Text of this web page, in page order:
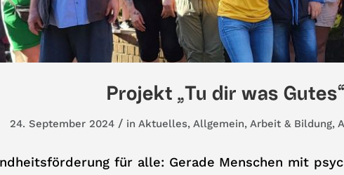
Projekt „Tu dir was Gutes“
24. September 2024 / in Aktuelles, Allgemein, Arbeit & Bildung,
für alle: Gerade Menschen mit